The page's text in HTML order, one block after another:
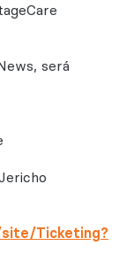
será
Ticketing?